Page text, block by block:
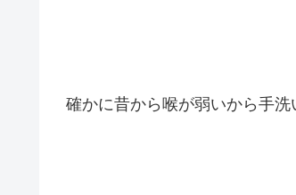
確かに昔から喉が弱いから手